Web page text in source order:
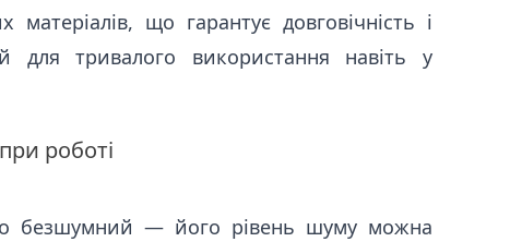
матеріалів, що гарантує довговічність і
для тривалого використання навіть у
роботі
безшумний — його рівень шуму можна